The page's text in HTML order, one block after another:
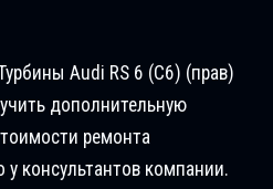
Audi RS 6 (C6) (прав)
дополнительную
ремонта
консультантов компании.